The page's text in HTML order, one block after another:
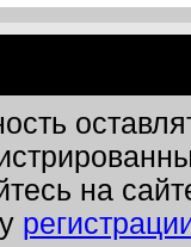
на